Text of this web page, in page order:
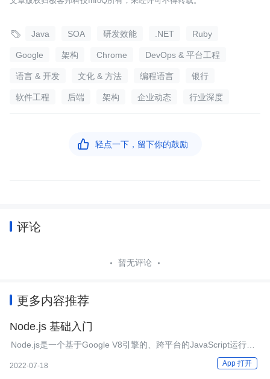
 Java SOA 研发效能 .NET Ruby
Google 架构 Chrome DevOps & 平台工程
语言 & 开发 文化 & 方法 编程语言 银行
软件工程 后端 架构 企业动态 行业深度
 轻点一下，留下你的鼓励
评论
暂无评论
更多内容推荐
Node.js 基础入门
Node.js是一个基于Google V8引擎的、跨平台的JavaScript运行环
2022-07-18 App 打开